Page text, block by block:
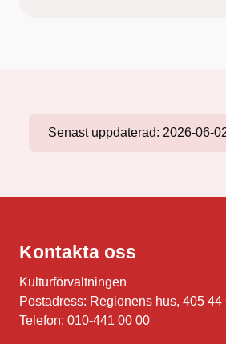
Senast uppdaterad: 2026-06-
Kontakta oss
Kulturförvaltningen
Postadress: Regionens hus, 405 44
Telefon: 010-441 00 00